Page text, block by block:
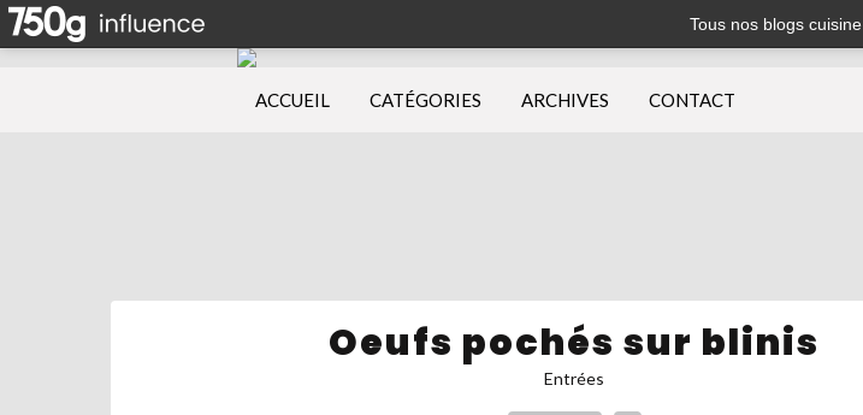
Tous nos blogs cuisine
ACCUEIL CATÉGORIES ARCHIVES CONTACT
Oeufs pochés sur blinis
Entrées